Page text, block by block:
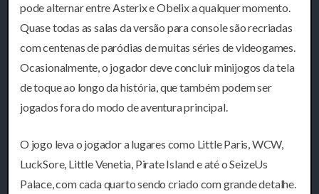
pode alternar entre Asterix e Obelix a qualquer momento.
Quase todas as salas da versão para console são recriadas
com centenas de paródias de muitas séries de videogames.
Ocasionalmente, o jogador deve concluir minijogos da tela
de toque ao longo da história, que também podem ser
jogados fora do modo de aventura principal.
O jogo leva o jogador a lugares como Little Paris, WCW,
LuckSore, Little Venetia, Pirate Island e até o SeizeUs
Palace, com cada quarto sendo criado com grande detalhe.